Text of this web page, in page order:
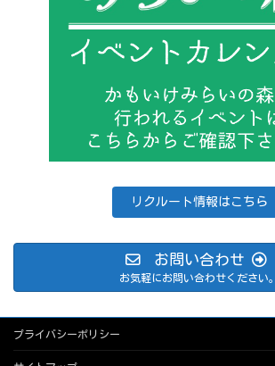
リクルート情報はこちら
お問い合わせ
お気軽にお問い合わせください。
プライバシーポリシー